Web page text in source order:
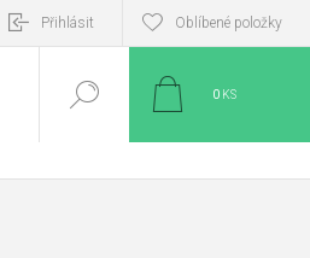
Přihlásit Oblíbené položky
0 KS